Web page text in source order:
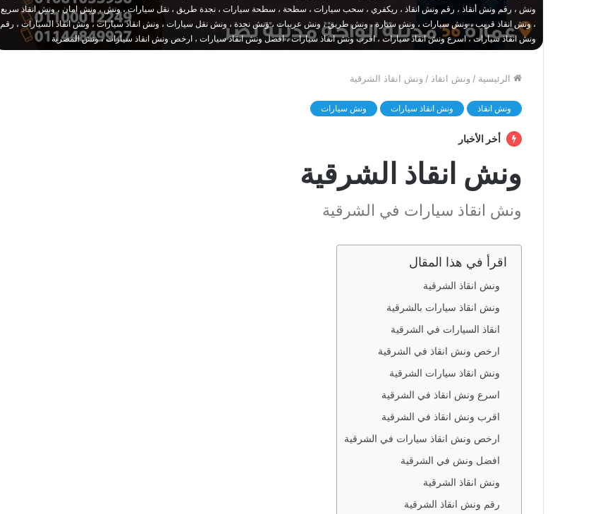
ونش ، رقم ونش أنقاذ ، رقم ونش انقاذ ، ريكفري ، سحب سيارات ، سطحة ، سطحة سيارات ، نجدة طريق ، نقل سيارات ، ونش ، ونش امان ، ونش انقاذ سريع
، ونش انقاذ قريب ، ونش سيارات ، ونش سيارة ، ونش طريق ، ونش عربيات ، ونش نجدة ، ونش نقل سيارات ، ونش انقاذ سيارات ، ونش انقاذ السيارات ، رقم
ونش انقاذ سيارات ، اسرع ونش انقاذ سيارات ، اقرب ونش انقاذ سيارات ، افضل ونش انقاذ سيارات ، ارخص ونش انقاذ سيارات ، ونش المصرية
الرئيسية / ونش انقاذ / ونش انقاذ الشرقية
ونش انقاذ ونش انقاذ سيارات ونش سيارات
أخر الأخبار
ونش انقاذ الشرقية
ونش انقاذ سيارات في الشرقية
اقرأ في هذا المقال
ونش انقاذ الشرقية
ونش انقاذ سيارات بالشرقية
انقاذ السيارات في الشرقية
ارخص ونش انقاذ في الشرقية
ونش انقاذ سيارات الشرقية
اسرع ونش انقاذ في الشرقية
اقرب ونش انقاذ في الشرقية
ارخص ونش انقاذ سيارات في الشرقية
افضل ونش في الشرقية
ونش انقاذ الشرقية
رقم ونش انقاذ الشرقية